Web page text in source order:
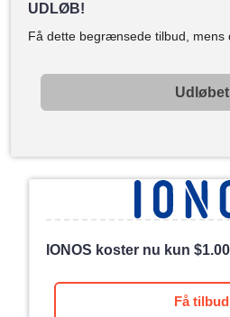
UDLØB!
Få dette begrænsede tilbud, mens
Udløbet
IONOS koster nu kun $1.00
Få tilbud